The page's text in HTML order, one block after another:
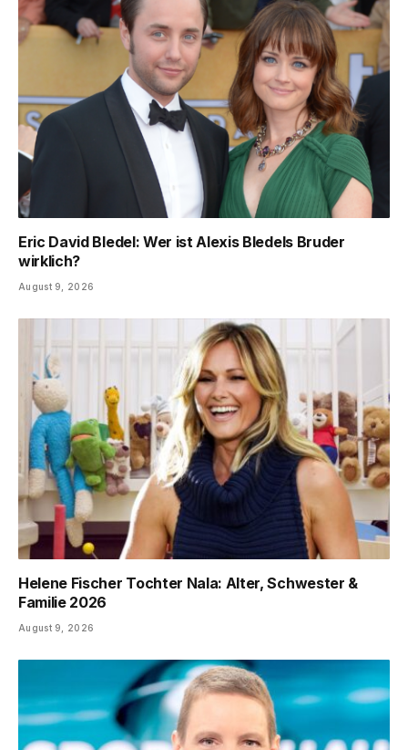
Eric David Bledel: Wer ist Alexis Bledels Bruder
wirklich?
August 9, 2026
Helene Fischer Tochter Nala: Alter, Schwester &
Familie 2026
August 9, 2026